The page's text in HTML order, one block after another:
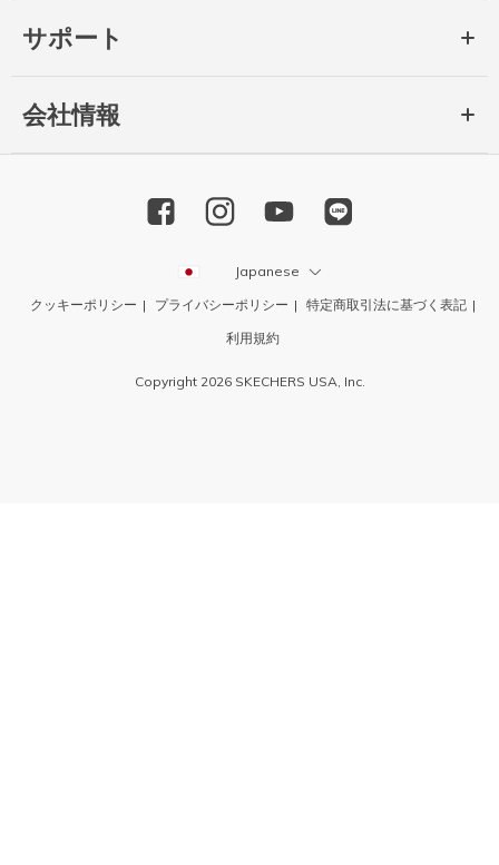
サポート
会社情報
Japanese
クッキーポリシー プライバシーポリシー
特定商取引法に基づく表記
利用規約
Copyright 2026 SKECHERS USA, Inc.